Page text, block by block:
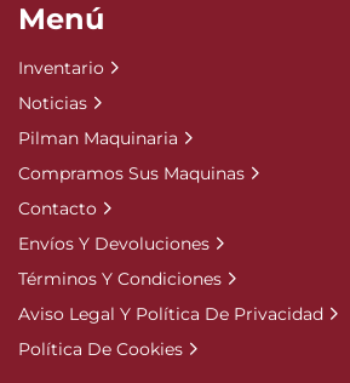
Menú
Inventario
Noticias
Pilman Maquinaria
Compramos Sus Maquinas
Contacto
Envíos Y Devoluciones
Términos Y Condiciones
Aviso Legal Y Política De Privacidad
Política De Cookies